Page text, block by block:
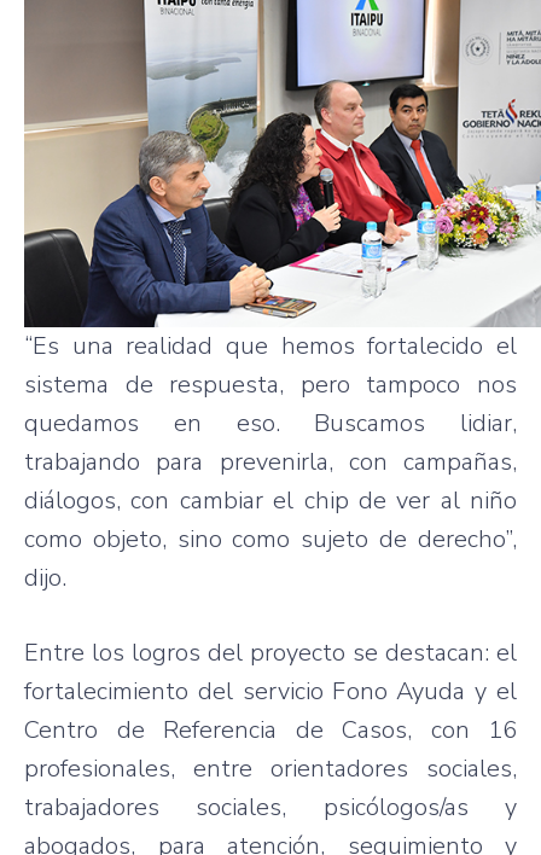
“Es una realidad que hemos fortalecido el
sistema de respuesta, pero tampoco nos
quedamos en eso. Buscamos lidiar,
trabajando para prevenirla, con campañas,
diálogos, con cambiar el chip de ver al niño
como objeto, sino como sujeto de derecho”,
dijo.
Entre los logros del proyecto se destacan: el
fortalecimiento del servicio Fono Ayuda y el
Centro de Referencia de Casos, con 16
profesionales, entre orientadores sociales,
trabajadores sociales, psicólogos/as y
abogados, para atención, seguimiento y